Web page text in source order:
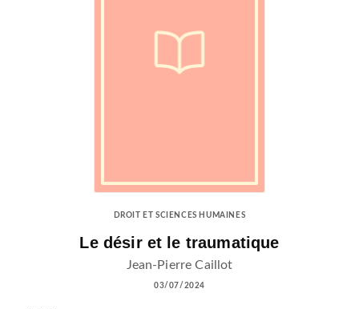
DROIT ET SCIENCES HUMAINES
Le désir et le traumatique
Jean-Pierre Caillot
03/07/2024